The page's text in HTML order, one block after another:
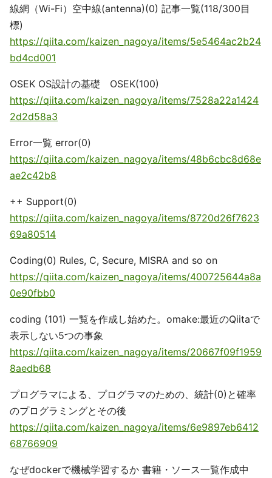
線網（Wi-Fi）空中線(antenna)(0) 記事一覧(118/300目
標)
https://qiita.com/kaizen_nagoya/items/5e5464ac2b24
bd4cd001
OSEK OS設計の基礎 OSEK(100)
https://qiita.com/kaizen_nagoya/items/7528a22a1424
2d2d58a3
Error一覧 error(0)
https://qiita.com/kaizen_nagoya/items/48b6cbc8d68e
ae2c42b8
++ Support(0)
https://qiita.com/kaizen_nagoya/items/8720d26f7623
69a80514
Coding(0) Rules, C, Secure, MISRA and so on
https://qiita.com/kaizen_nagoya/items/400725644a8a
0e90fbb0
coding (101) 一覧を作成し始めた。omake:最近のQiitaで
表示しない5つの事象
https://qiita.com/kaizen_nagoya/items/20667f09f1959
8aedb68
プログラマによる、プログラマのための、統計(0)と確率
のプログラミングとその後
https://qiita.com/kaizen_nagoya/items/6e9897eb6412
68766909
なぜdockerで機械学習するか 書籍・ソース一覧作成中